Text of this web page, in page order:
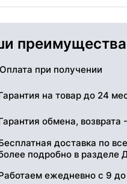
преимущества
Оплата при получении
на товар до 24
обмена, возврата
доставка по
подробно в разделе
ежедневно с 9 до